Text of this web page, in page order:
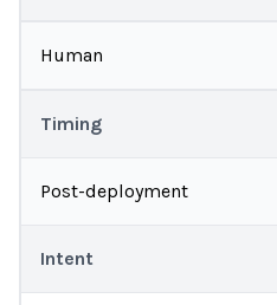
Human
Timing
Post-deployment
Intent